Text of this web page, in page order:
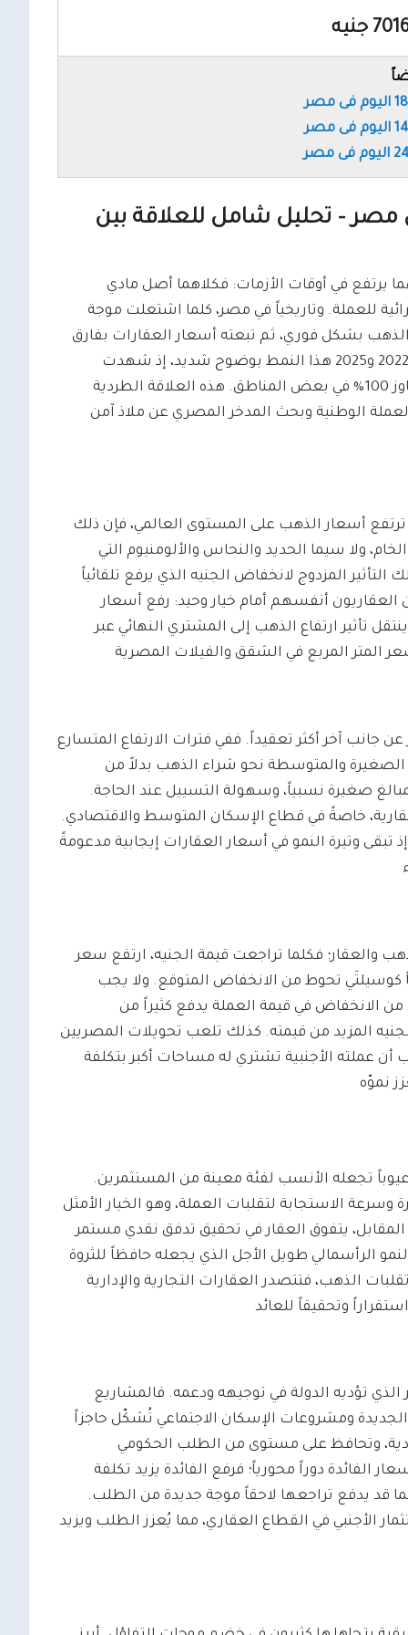
مصر – تحليل شامل للعلاقة بين
في أوقات الأزمات: فكلاهما أصل مادي
للعملة. وتاريخياً في مصر، كلما اشتعلت موجة
بشكل فوري، ثم تبعته أسعار العقارات بفارق
زمني يتراوح بين أشهر وسنة. وقد جسّدت الفترة الممتدة بين 2022 و2025 هذا النمط بوضوح شديد، إذ شهدت
ارتفاعات متوازية في كلا الأصلين وصلت في العقار إلى ما يتجاوز 100% في بعض المناطق. هذه العلاقة الطردية
الوطنية وبحث المدخر المصري عن ملاذ آمن
أسعار الذهب على المستوى العالمي، فإن ذلك
ولا سيما الحديد والنحاس والألومنيوم التي
المزدوج لانخفاض الجنيه الذي يرفع تلقائياً
العقاريون أنفسهم أمام خيار وحيد: رفع أسعار
تأثير ارتفاع الذهب إلى المشتري النهائي عبر
المتر المربع في الشقق والفيلات المصرية
جانب آخر أكثر تعقيداً. ففي فترات الارتفاع المتسارع
الصغيرة والمتوسطة نحو شراء الذهب بدلاً من
صغيرة نسبياً، وسهولة التسييل عند الحاجة.
خاصةً في قطاع الإسكان المتوسط والاقتصادي.
تبقى وتيرة النمو في أسعار العقارات إيجابية مدعومةً
فكلما تراجعت قيمة الجنيه، ارتفع سعر
كوسيلتَي تحوط من الانخفاض المتوقع. ولا يجب
الانخفاض في قيمة العملة يدفع كثيراً من
المزيد من قيمته. كذلك تلعب تحويلات المصريين
أن عملته الأجنبية تشتري له مساحات أكبر بتكلفة
نموّه
تجعله الأنسب لفئة معينة من المستثمرين.
الاستجابة لتقلبات العملة، وهو الخيار الأمثل
يتفوق العقار في تحقيق تدفق نقدي مستمر
الرأسمالي طويل الأجل الذي يجعله حافظاً للثروة
الذهب، فتتصدر العقارات التجارية والإدارية
وتحقيقاً للعائد
تؤديه الدولة في توجيهه ودعمه. فالمشاريع
الجديدة ومشروعات الإسكان الاجتماعي تُشكّل حاجزاً
وتحافظ على مستوى من الطلب الحكومي
دوراً محورياً؛ فرفع الفائدة يزيد تكلفة
قد يدفع تراجعها لاحقاً موجة جديدة من الطلب.
الأجنبي في القطاع العقاري، مما يُعزز الطلب ويزيد